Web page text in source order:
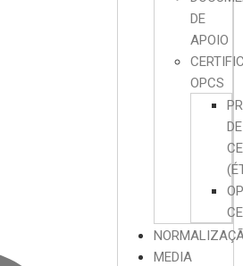
DE
APOIO
OPCS
DE
MEDIA